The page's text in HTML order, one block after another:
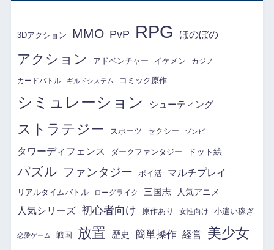
3Dアクション MMO PvP RPG ほのぼの
アクション アドベンチャー イケメン カジノ
カードバトル ギルドシステム コミック原作
シミュレーション シューティング
ストラテジー スポーツ セクシー ゾンビ
タワーディフェンス ダークファンタジー ドット絵
パズル ファンタジー ポイ活 マルチプレイ
リアルタイムバトル ローグライク 三国志 人気アニメ
人気シリーズ 初心者向け 原作あり 女性向け 小遣い稼ぎ
恋愛ゲーム 戦国 放置 歴史 簡単操作 経営 美少女